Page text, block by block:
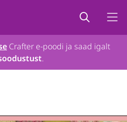
Crafter e-poodi ja saad igalt
.